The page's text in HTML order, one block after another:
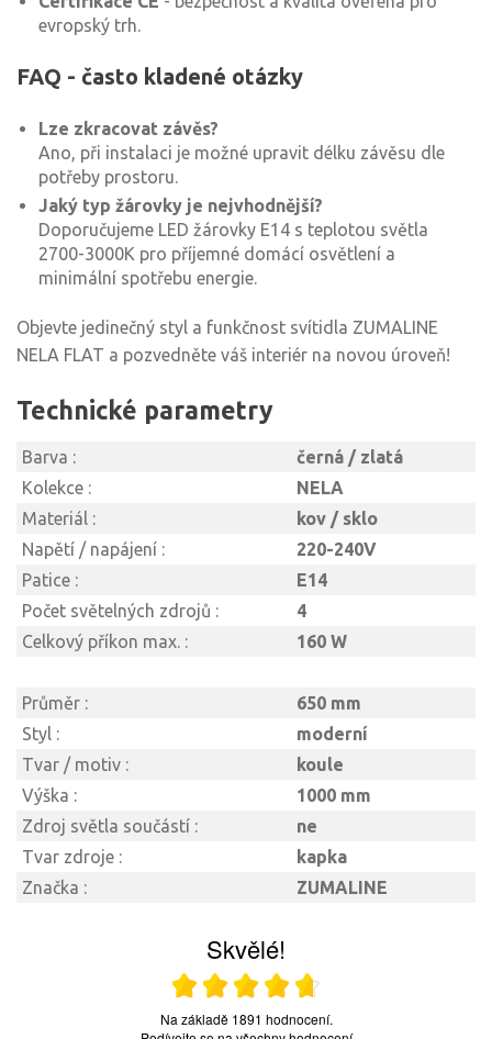
evropský trh.
FAQ - často kladené otázky
Lze zkracovat závěs?
Ano, při instalaci je možné upravit délku závěsu dle
potřeby prostoru.
Jaký typ žárovky je nejvhodnější?
Doporučujeme LED žárovky E14 s teplotou světla
2700-3000K pro příjemné domácí osvětlení a
minimální spotřebu energie.
Objevte jedinečný styl a funkčnost svítidla ZUMALINE
NELA FLAT a pozvedněte váš interiér na novou úroveň!
Technické parametry
Barva :
černá / zlatá
Kolekce :
NELA
Materiál :
kov / sklo
Napětí / napájení :
220-240V
Patice :
E14
Počet světelných zdrojů :
4
Celkový příkon max. :
160 W
Průměr :
650 mm
Styl :
moderní
Tvar / motiv :
koule
Výška :
1000 mm
Zdroj světla součástí :
ne
Tvar zdroje :
kapka
Značka :
ZUMALINE